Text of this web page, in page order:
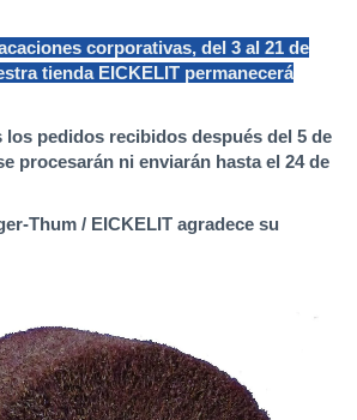
corporativas, del 3 al 21 de
tienda EICKELIT permanecerá
pedidos recibidos después del 5 de
procesarán ni enviarán hasta el 24 de
Thum / EICKELIT agradece su